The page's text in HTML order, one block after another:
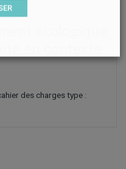
écologique
en contexte
des charges type :